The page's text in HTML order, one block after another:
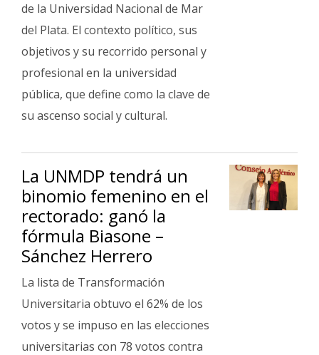
de la Universidad Nacional de Mar
del Plata. El contexto político, sus
objetivos y su recorrido personal y
profesional en la universidad
pública, que define como la clave de
su ascenso social y cultural.
La UNMDP tendrá un
binomio femenino en el
rectorado: ganó la
fórmula Biasone –
Sánchez Herrero
La lista de Transformación
Universitaria obtuvo el 62% de los
votos y se impuso en las elecciones
universitarias con 78 votos contra